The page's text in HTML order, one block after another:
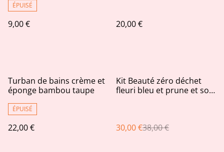
ÉPUISÉ
9,00 €
20,00 €
Turban de bains crème et
éponge bambou taupe
ÉPUISÉ
22,00 €
%
Kit Beauté zéro déchet
fleuri bleu et prune et son
30,00 €38,00 €